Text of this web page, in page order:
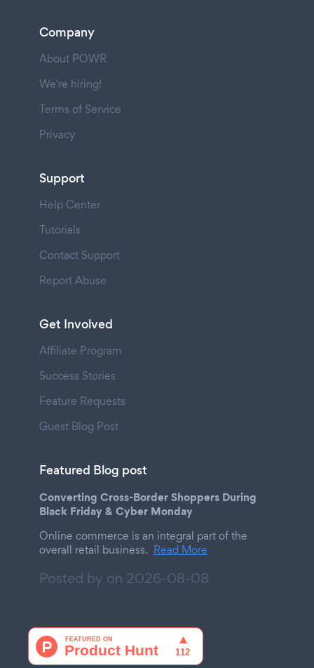
Company
About POWR
We're hiring!
Terms of Service
Privacy
Support
Help Center
Tutorials
Contact Support
Report Abuse
Get Involved
Affiliate Program
Success Stories
Feature Requests
Guest Blog Post
Featured Blog post
Converting Cross-Border Shoppers During
Black Friday & Cyber Monday
Online commerce is an integral part of the
overall retail business. Read More
Posted by on 2026-08-08